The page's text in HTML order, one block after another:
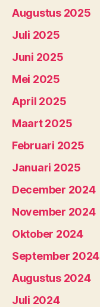
Augustus 2025
Juli 2025
Juni 2025
Mei 2025
April 2025
Maart 2025
Februari 2025
Januari 2025
December 2024
November 2024
Oktober 2024
September 2024
Augustus 2024
Juli 2024